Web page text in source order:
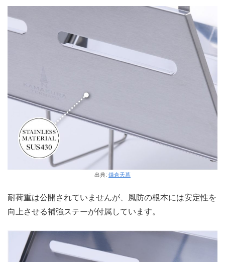
出典: 鎌倉天幕
耐荷重は公開されていませんが、風防の根本には安定性を
向上させる補強ステーが付属しています。